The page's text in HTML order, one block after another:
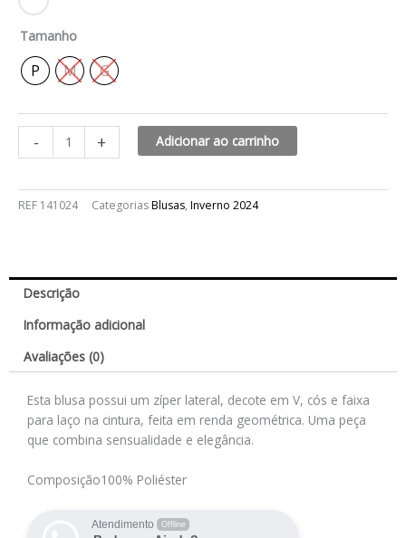
Tamanho
P M G
-
Gigi
quantidade
+ Adicionar ao carrinho
REF 141024 CategoriasBlusas, Inverno 2024
Descrição
Informação adicional
Avaliações (0)
Esta blusa possui um zíper lateral, decote em V, cós e faixa
para laço na cintura, feita em renda geométrica. Uma peça
que combina sensualidade e elegância.
Composição100% Poliéster
Atendimento Offline